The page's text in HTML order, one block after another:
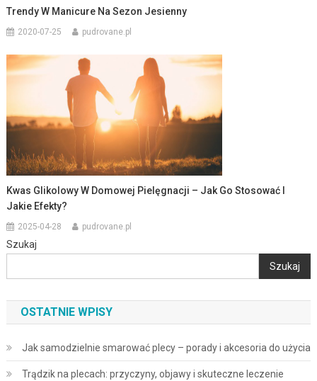
Trendy W Manicure Na Sezon Jesienny
2020-07-25 pudrovane.pl
Kwas Glikolowy W Domowej Pielęgnacji – Jak Go Stosować I
Jakie Efekty?
2025-04-28 pudrovane.pl
Szukaj
Szukaj
OSTATNIE WPISY
Jak samodzielnie smarować plecy – porady i akcesoria do użycia
Trądzik na plecach: przyczyny, objawy i skuteczne leczenie